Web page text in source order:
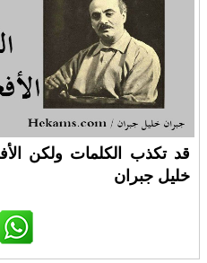
قد تكذب الكلمات ولكن
خليل جبران